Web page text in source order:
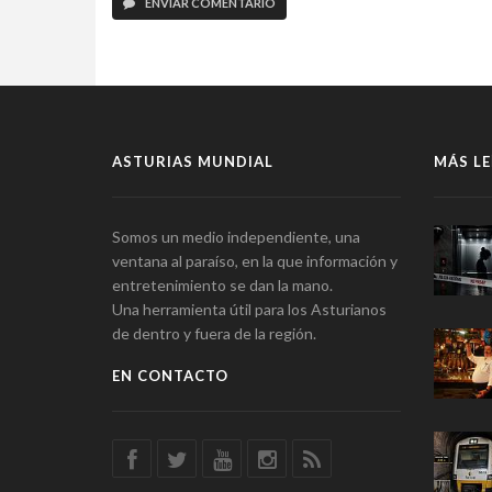
ASTURIAS MUNDIAL
Somos un medio independiente, una
ventana al paraíso, en la que información y
entretenimiento se dan la mano.
Una herramienta útil para los Asturianos
de dentro y fuera de la región.
EN CONTACTO
MÁS